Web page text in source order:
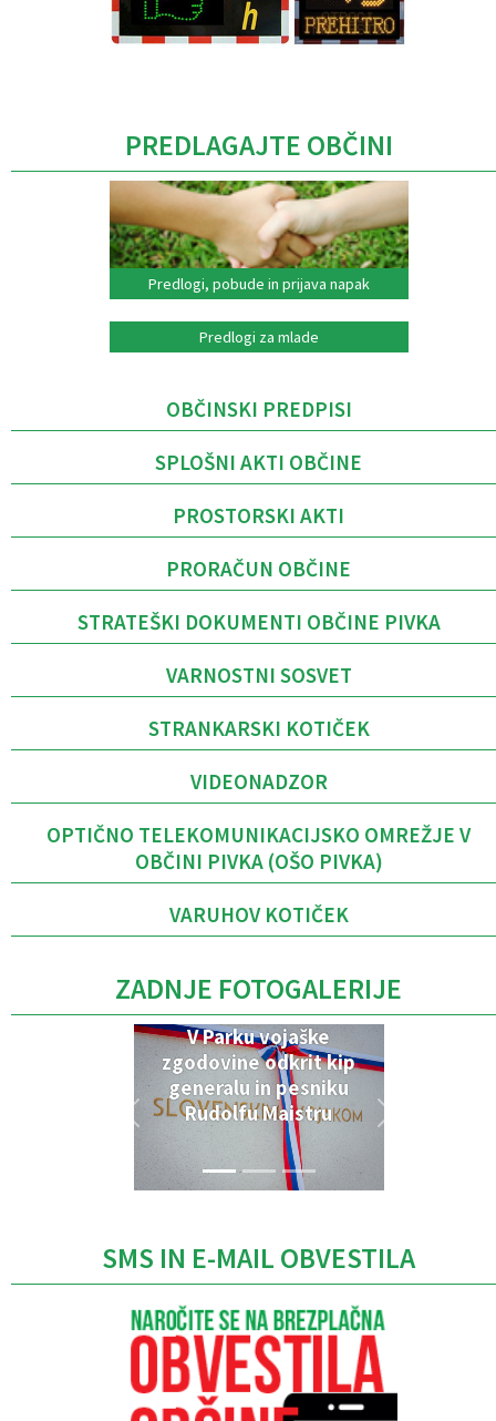
PREDLAGAJTE OBČINI
Predlogi, pobude in prijava napak
Predlogi za mlade
OBČINSKI PREDPISI
SPLOŠNI AKTI OBČINE
PROSTORSKI AKTI
PRORAČUN OBČINE
STRATEŠKI DOKUMENTI OBČINE PIVKA
VARNOSTNI SOSVET
STRANKARSKI KOTIČEK
VIDEONADZOR
OPTIČNO TELEKOMUNIKACIJSKO OMREŽJE V
OBČINI PIVKA (OŠO PIVKA)
VARUHOV KOTIČEK
ZADNJE FOTOGALERIJE
V Parku vojaške
zgodovine odkrit kip
generalu in pesniku
Rudolfu Maistru
SMS IN E-MAIL OBVESTILA